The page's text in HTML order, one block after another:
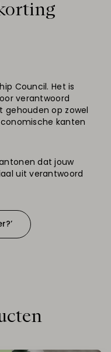
Council. Het is
verantwoord
gehouden op zowel
kanten
dat jouw
uit verantwoord